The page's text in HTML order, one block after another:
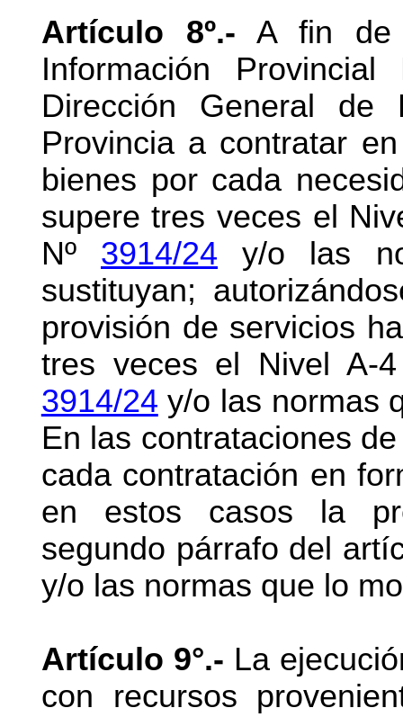
Artículo 8º.- A fin de
Información
Dirección General
Provincia a contratar
bienes por cada
supere tres veces el
Nº 3914/24 y/o las
sustituyan;
provisión de servicios
tres veces el Nivel A-
3914/24 y/o las normas
En las contrataciones
cada contratación en
en estos casos la
segundo párrafo del
y/o las normas que lo
Artículo 9°.- La
con recursos